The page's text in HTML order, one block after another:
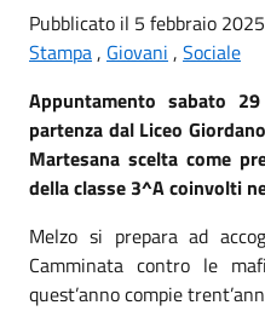
Pubblicato il 5 febbraio
Stampa, Giovani , Sociale
Appuntamento sabato
partenza dal Liceo
Martesana scelta come
della classe 3^A coinvolti
Melzo si prepara ad
Camminata contro le
quest’anno compie